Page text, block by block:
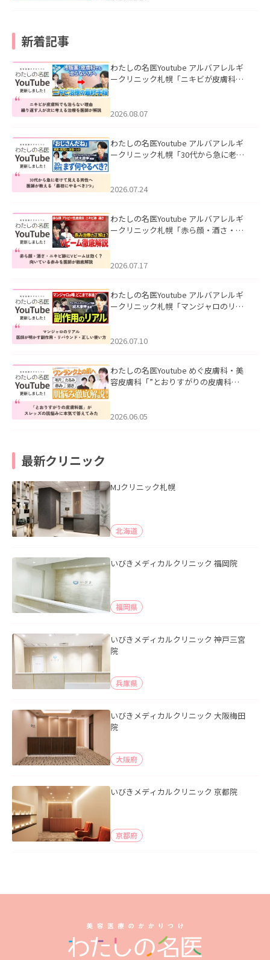
新着記事
わたしの名医Youtube アルバアレルギ
ークリニック札幌「ニキビが皮膚科で
ました。
2026.08.07
わたしの名医Youtube アルバアレルギ
ークリニック札幌「30代から急に老け
た。
2026.07.24
わたしの名医Youtube アルバアレルギ
ークリニック札幌「赤ら顔・酒さ・ニ
した。
2026.07.17
わたしの名医Youtube アルバアレルギ
ークリニック札幌「マンジャロのリア
た。
2026.07.10
わたしの名医Youtube めぐ皮膚科・美
容皮膚科「”とおりすがりの皮膚科
2026.06.05
最新クリニック
MJクリニック札幌
北海道
いびきメディカルクリニック 福岡院
福岡県
いびきメディカルクリニック 神戸三宮
院
兵庫県
いびきメディカルクリニック 大阪梅田
院
大阪府
いびきメディカルクリニック 京都院
京都府